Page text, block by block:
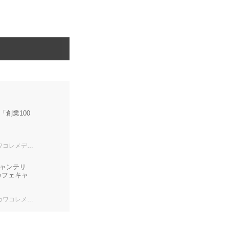
創業100
メディア編集部
ンテリ
ェキャ
レメディア編集部